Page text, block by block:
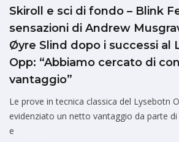
Skiroll e sci di fondo – Blink
sensazioni di Andrew
Øyre Slind dopo i successi al
Opp: “Abbiamo cercato di
vantaggio”
Le prove in tecnica classica del Lysebotn
evidenziato un netto vantaggio da parte
e